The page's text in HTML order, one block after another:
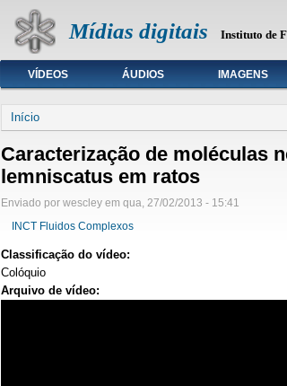
Mídias digitais Instituto de
Seleção de tipo de mídia
VÍDEOS ÁUDIOS IMAGENS
Início
Caracterização de moléculas
lemniscatus em ratos
Enviado por wescley em qua, 27/02/2013 - 15:41
INCT Fluidos Complexos
Classificação do vídeo:
Colóquio
Arquivo de vídeo: